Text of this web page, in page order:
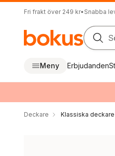
Fri frakt över 249 kr• Snabba
Meny Erbjudanden
Deckare Klassiska deckare